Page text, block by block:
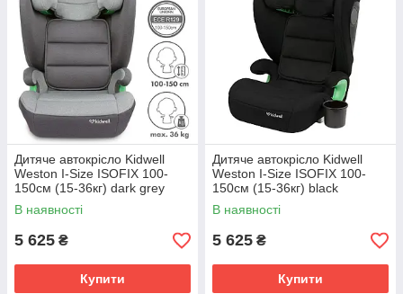
Дитяче автокрісло Kidwell
Weston I-Size ISOFIX 100-
150см (15-36кг) dark grey
В наявності
5 625 ₴
Купити
Дитяче автокрісло Kidwell
Weston I-Size ISOFIX 100-
150см (15-36кг) black
В наявності
5 625 ₴
Купити